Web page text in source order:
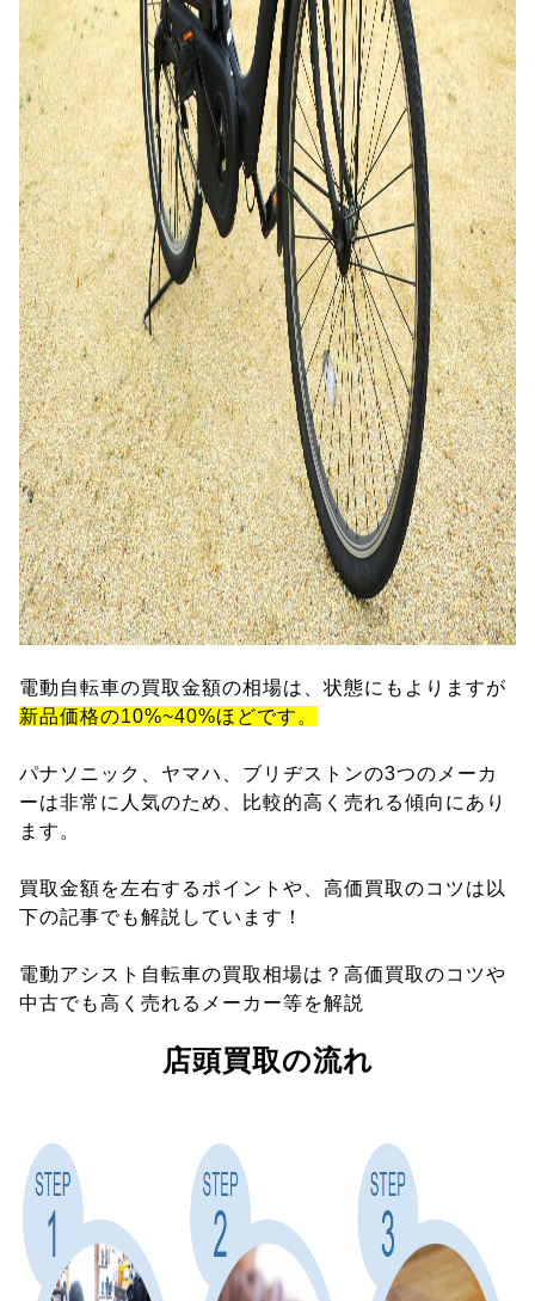
電動自転車の買取金額の相場は、状態にもよりますが
新品価格の10%~40%ほどです。
パナソニック、ヤマハ、ブリヂストンの3つのメーカ
ーは非常に人気のため、比較的高く売れる傾向にあり
ます。
買取金額を左右するポイントや、高価買取のコツは以
下の記事でも解説しています！
電動アシスト自転車の買取相場は？高価買取のコツや
中古でも高く売れるメーカー等を解説
店頭買取の流れ